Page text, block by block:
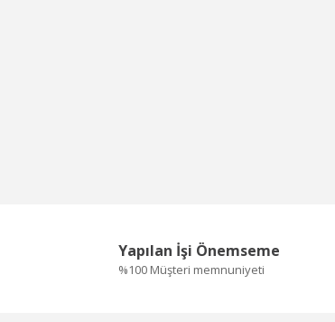
Yapılan İşi Önemseme
%100 Müşteri memnuniyeti